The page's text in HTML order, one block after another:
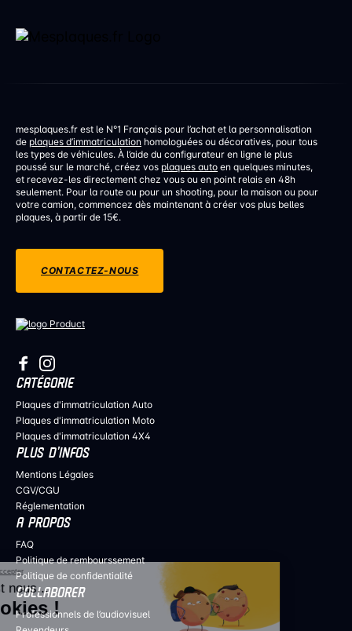
Continuer sans accepter
Salut c'est nous...
les Cookies !
mesplaques.fr est le N°1 Français pour l’achat et la personnalisation
de plaques d’immatriculation homologuées ou décoratives, pour tous
les types de véhicules. À l’aide du configurateur en ligne le plus
poussé sur le marché, créez vos plaques auto en quelques minutes,
et recevez-les directement chez vous ou en point relais en 48h
seulement. Pour la route ou pour un shooting, pour la maison ou pour
votre camion, commencez dès maintenant à créer vos plus belles
plaques, à partir de 15€.
CONTACTEZ-NOUS
CATÉGORIE
Plaques d'immatriculation Auto
Plaques d'immatriculation Moto
Plaques d'immatriculation 4X4
PLUS D’INFOS
Mentions Légales
CGV/CGU
Réglementation
A PROPOS
FAQ
Politique de rembourssement
Politique de confidentialité
COLLABORER
Professionnels de l’audiovisuel